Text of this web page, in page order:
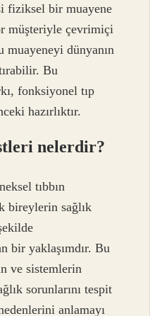
fiziksel bir muayene
müşteriyle çevrimiçi
dünyanın
Bu
fonksiyonel tıp
hazırlıktır.
nelerdir?
tıbbın
bireylerin sağlık
bir yaklaşımdır. Bu
ve sistemlerin
sorunlarını tespit
anlamayı